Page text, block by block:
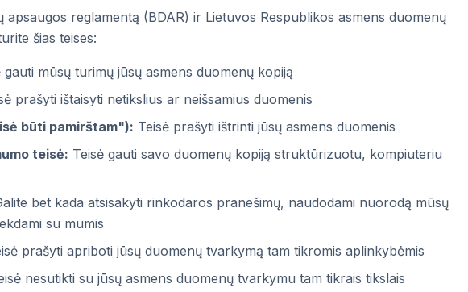
apsaugos reglamentą (BDAR) ir Lietuvos Respublikos asmens duomenų
šias teises:
gauti mūsų turimų jūsų asmens duomenų kopiją
prašyti ištaisyti netikslius ar neišsamius duomenis
būti pamirštam"): Teisė prašyti ištrinti jūsų asmens duomenis
teisė: Teisė gauti savo duomenų kopiją struktūrizuotu, kompiuteriu
bet kada atsisakyti rinkodaros pranešimų, naudodami nuorodą mūsų
su mumis
prašyti apriboti jūsų duomenų tvarkymą tam tikromis aplinkybėmis
nesutikti su jūsų asmens duomenų tvarkymu tam tikrais tikslais